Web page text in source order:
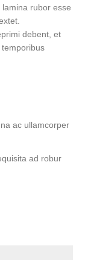
rubor esse
debent, et
ac ullamcorper
ad robur